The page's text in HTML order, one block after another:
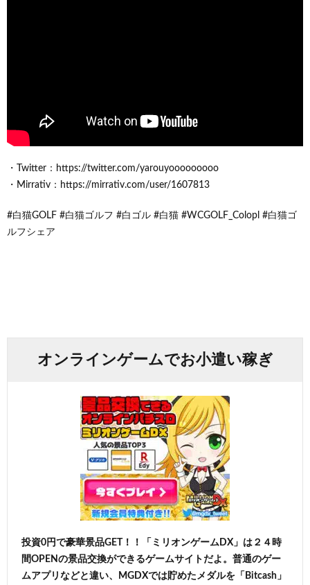
・Twitter：https://twitter.com/yarouyooooooooo
・Mirrativ：https://mirrativ.com/user/1607813
#白猫GOLF #白猫ゴルフ #白ゴル #白猫 #WCGOLF_Colopl #白猫ゴ
ルフシェア
オンラインゲームでお小遣い稼ぎ
投資0円で豪華景品GET！！「ミリオンゲームDX」は２４時
間OPENの景品交換ができるゲームサイトだよ。普通のゲー
ムアプリなどと違い、MGDXでは貯めたメダルを「Bitcash」